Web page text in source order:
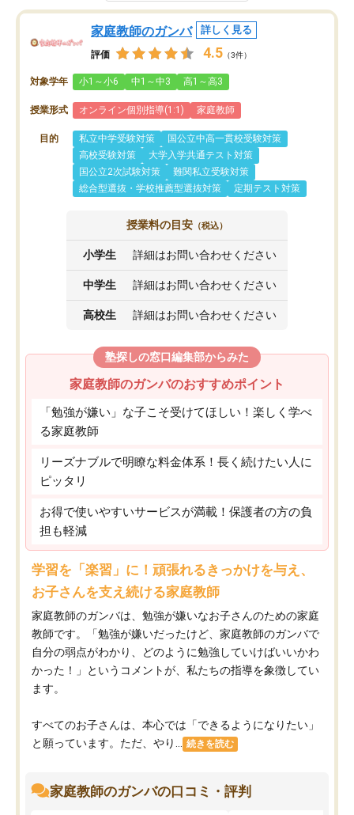
家庭教師のガンバ 詳しく見る
評価 4.5 （3件）
対象学年 小1～小6 中1～中3 高1～高3
授業形式 オンライン個別指導(1:1) 家庭教師
目的 私立中学受験対策
国公立中高一貫校受験対策
高校受験対策
大学入学共通テスト対策
国公立2次試験対策
難関私立受験対策
総合型選抜・学校推薦型選抜対策
定期テスト対策
授業料の目安 （税込）
小学生 詳細はお問い合わせください
中学生 詳細はお問い合わせください
高校生 詳細はお問い合わせください
塾探しの窓口編集部からみた
家庭教師のガンバのおすすめポイント
「勉強が嫌い」な子こそ受けてほしい！楽しく学べ
る家庭教師
リーズナブルで明瞭な料金体系！長く続けたい人に
ピッタリ
お得で使いやすいサービスが満載！保護者の方の負
担も軽減
学習を「楽習」に！頑張れるきっかけを与え、
お子さんを支え続ける家庭教師
家庭教師のガンバは、勉強が嫌いなお子さんのための家庭
教師です。「勉強が嫌いだったけど、家庭教師のガンバで
自分の弱点がわかり、どのように勉強していけばいいかわ
かった！」というコメントが、私たちの指導を象徴してい
ます。
すべてのお子さんは、本心では「できるようになりたい」
と願っています。ただ、やり...
続きを読む
家庭教師のガンバの口コミ・評判